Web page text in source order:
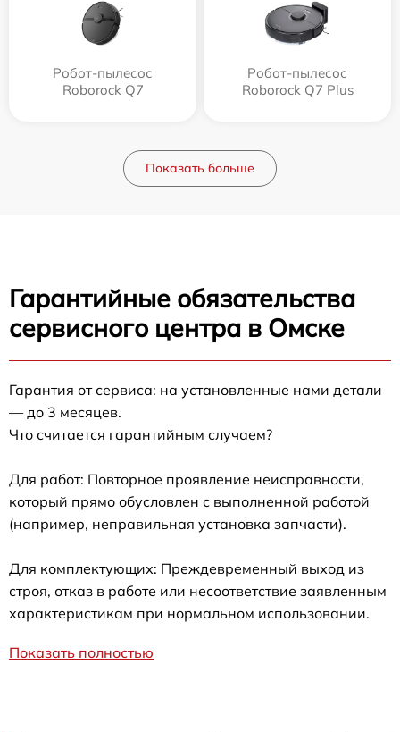
Робот-пылесос
Roborock Q7
Робот-пылесос
Roborock Q7 Plus
Показать больше
Гарантийные обязательства
сервисного центра в Омске
Гарантия от сервиса: на установленные нами детали
— до 3 месяцев.
Что считается гарантийным случаем?
Для работ: Повторное проявление неисправности,
который прямо обусловлен с выполненной работой
(например, неправильная установка запчасти).
Для комплектующих: Преждевременный выход из
строя, отказ в работе или несоответствие заявленным
характеристикам при нормальном использовании.
Показать полностью